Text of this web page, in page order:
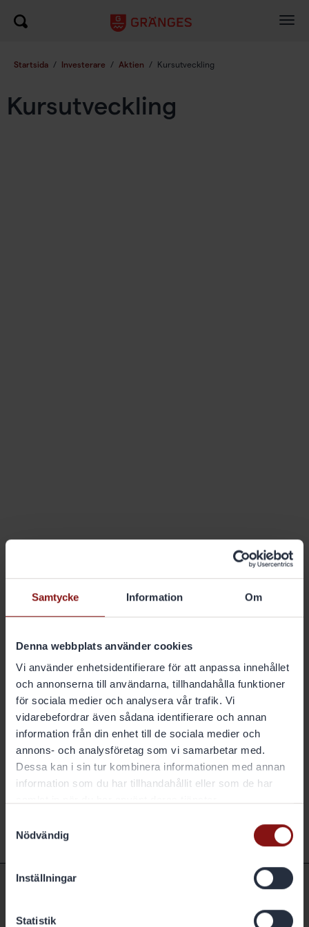
Samtycke Information Om
Denna webbplats använder cookies
Vi använder enhetsidentifierare för att anpassa innehållet
och annonserna till användarna, tillhandahålla funktioner
för sociala medier och analysera vår trafik. Vi
vidarebefordrar även sådana identifierare och annan
information från din enhet till de sociala medier och
annons- och analysföretag som vi samarbetar med.
Dessa kan i sin tur kombinera informationen med annan
information som du har tillhandahållit eller som de har
Nödvändig
Inställningar
Statistik
Startsida / Investerare / Aktien / Kursutveckling
Kursutveckling